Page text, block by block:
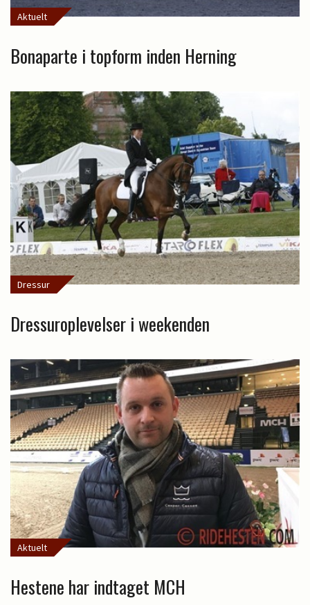
Aktuelt
Bonaparte i topform inden Herning
Dressur
Dressuroplevelser i weekenden
Aktuelt
Hestene har indtaget MCH